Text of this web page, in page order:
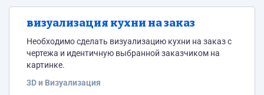
визуализация кухни на заказ
Необходимо сделать визуализацию кухни на заказ с
чертежа и идентичную выбранной заказчиком на
картинке.
3D и Визуализация